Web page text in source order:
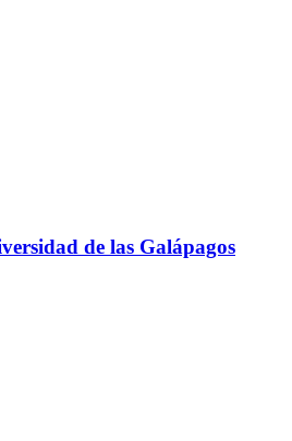
de las Galápagos